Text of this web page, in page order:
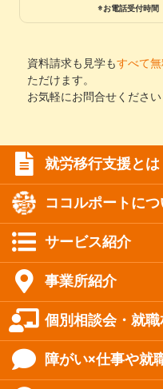
※お電話受付時間
資料請求も見学もすべて
ただけます。
お気軽にお問合せください
就労移行支援とは
ココルポートにつ
サービス紹介
事業所紹介
個別相談会・就
障がい×仕事や就